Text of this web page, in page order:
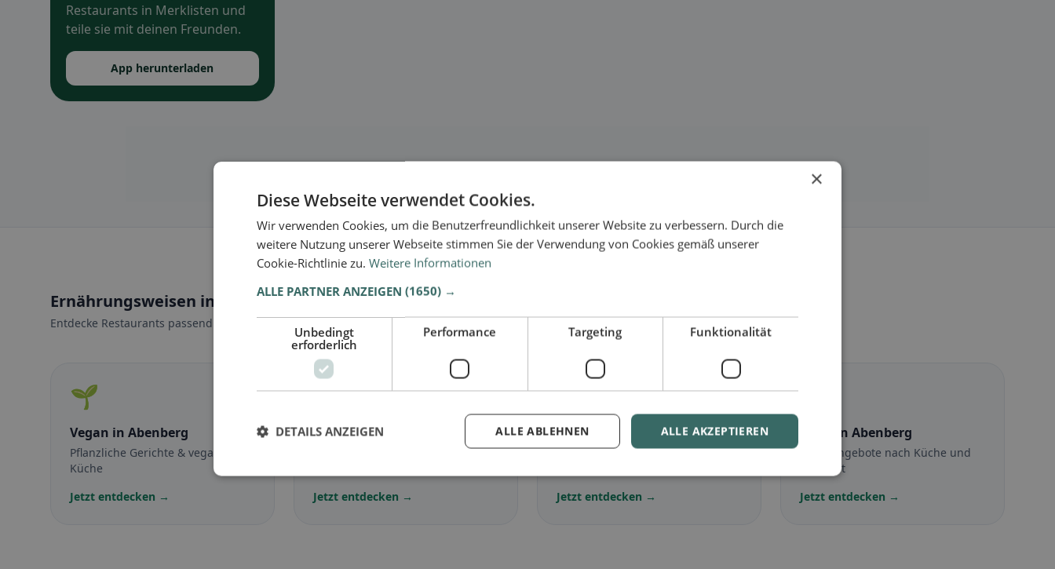
Restaurants in Merklisten und
teile sie mit deinen Freunden.
App herunterladen
Ernährungsweisen in Abenberg
Entdecke Restaurants passend zu deiner Ernährungsweise.
🌱
Vegan in Abenberg
Pflanzliche Gerichte & vegane
Küche
Jetzt entdecken →
🥕
Vegetarisch
Jetzt entdecken →
🌾
Glutenfrei in Abenberg
Glutenfreie Optionen &
Jetzt entdecken →
in Abenberg
Halal-Angebote nach Küche und
Standort
Jetzt entdecken →
×
Diese Webseite verwendet Cookies.
Wir verwenden Cookies, um die Benutzerfreundlichkeit unserer Website zu verbessern. Durch die
weitere Nutzung unserer Webseite stimmen Sie der Verwendung von Cookies gemäß unserer
Cookie-Richtlinie zu. Weitere Informationen
ALLE PARTNER ANZEIGEN (1650) →
Unbedingt
erforderlich
Performance Targeting Funktionalität
ALLE AKZEPTIEREN
ALLE ABLEHNEN
DETAILS ANZEIGEN